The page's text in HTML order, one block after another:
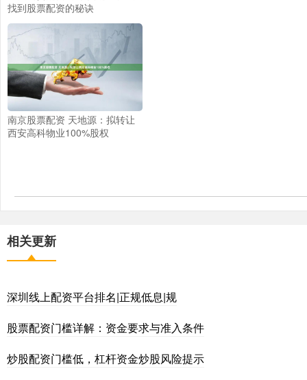
找到股票配资的秘诀
南京股票配资 天地源：拟转让
西安高科物业100%股权
相关更新
深圳线上配资平台排名|正规低息|规
股票配资门槛详解：资金要求与准入条件
炒股配资门槛低，杠杆资金炒股风险提示